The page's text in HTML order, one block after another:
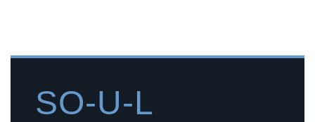
SO-U-L